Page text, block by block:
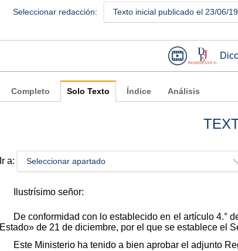
Seleccionar redacción: Texto inicial publicado el 23/06/
Completo Solo Texto Índice Análisis
Ir a: Seleccionar apartado
Ilustrísimo señor:
De conformidad con lo establecido en el artículo 4.°
Estado» de 21 de diciembre, por el que se establece el
Este Ministerio ha tenido a bien aprobar el adjunto